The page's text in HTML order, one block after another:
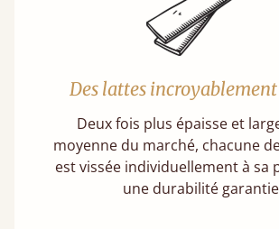
Des lattes
Deux fois plus épaisse et
moyenne du marché, chacune
est vissée individuellement à sa
une durabilité